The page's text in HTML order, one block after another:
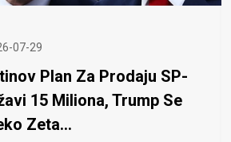
07-29
Plan Za Prodaju SP-
15 Miliona, Trump Se
Zeta...